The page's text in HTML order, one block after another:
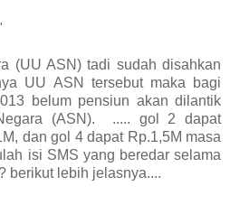
(UU ASN) tadi sudah disahkan
UU ASN tersebut maka bagi
belum pensiun akan dilantik
(ASN). ..... gol 2 dapat
dan gol 4 dapat Rp.1,5M masa
isi SMS yang beredar selama
berikut lebih jelasnya....